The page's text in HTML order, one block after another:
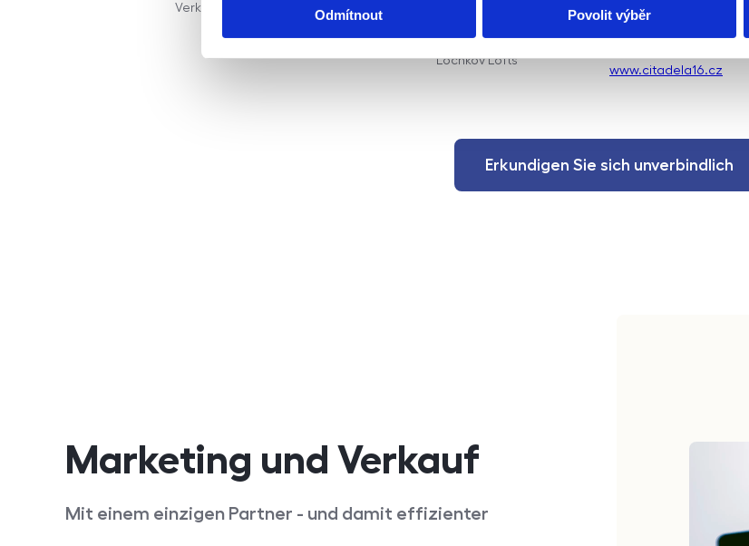
Odmítnout Povolit výběr
Verkauf von Wohnungen - Zličínský Dvůr
Verkauf von Wohnungen -
Lochkov Lofts
Exklusiver Verkauf von 16
www.citadela16.cz
Erkundigen Sie sich unverbindlich
Marketing und Verkauf
Mit einem einzigen Partner - und damit effizienter